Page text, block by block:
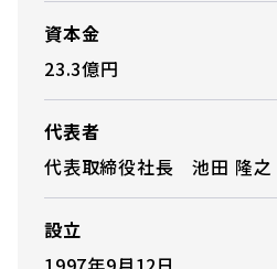
資本金
23.3億円
代表者
代表取締役社長 池田 隆之
設立